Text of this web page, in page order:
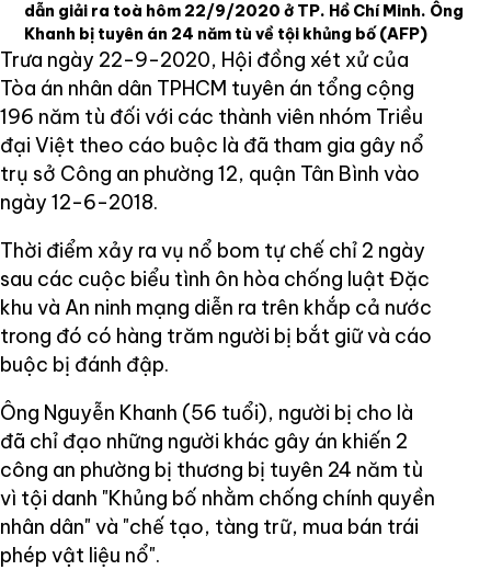
dẫn giải ra toà hôm 22/9/2020 ở TP. Hồ Chí Minh. Ông
Khanh bị tuyên án 24 năm tù về tội khủng bố (AFP)
Trưa ngày 22-9-2020, Hội đồng xét xử của
Tòa án nhân dân TPHCM tuyên án tổng cộng
196 năm tù đối với các thành viên nhóm Triều
đại Việt theo cáo buộc là đã tham gia gây nổ
trụ sở Công an phường 12, quận Tân Bình vào
ngày 12-6-2018.
Thời điểm xảy ra vụ nổ bom tự chế chỉ 2 ngày
sau các cuộc biểu tình ôn hòa chống luật Đặc
khu và An ninh mạng diễn ra trên khắp cả nước
trong đó có hàng trăm người bị bắt giữ và cáo
buộc bị đánh đập.
Ông Nguyễn Khanh (56 tuổi), người bị cho là
đã chỉ đạo những người khác gây án khiến 2
công an phường bị thương bị tuyên 24 năm tù
vì tội danh "Khủng bố nhằm chống chính quyền
nhân dân" và "chế tạo, tàng trữ, mua bán trái
phép vật liệu nổ".